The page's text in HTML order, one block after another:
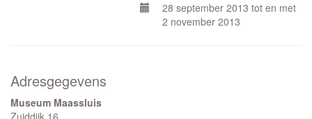
28 september 2013 tot en met
2 november 2013
Adresgegevens
Museum Maassluis
Zuiddijk 16